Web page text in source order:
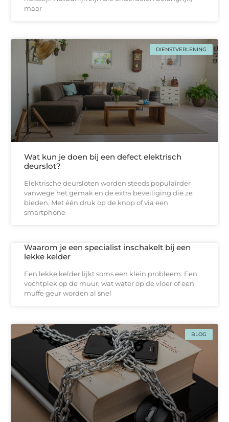
maar
DIENSTVERLENING
Wat kun je doen bij een defect elektrisch
deurslot?
Elektrische deursloten worden steeds populairder
vanwege het gemak en de extra beveiliging die ze
bieden. Met één druk op de knop of via een
smartphone
Waarom je een specialist inschakelt bij een
lekke kelder
Een lekke kelder lijkt soms een klein probleem. Een
vochtplek op de muur, wat water op de vloer of een
muffe geur worden al snel
BLOG